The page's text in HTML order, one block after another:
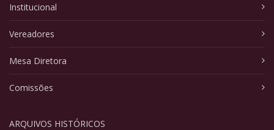
Institucional
Vereadores
Mesa Diretora
Comissões
ARQUIVOS HISTÓRICOS